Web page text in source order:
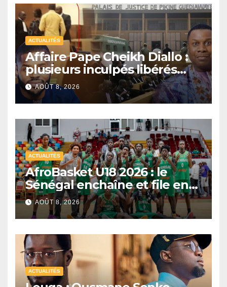
ACTUALITÉS
Affaire Pape Cheikh Diallo :
plusieurs inculpés libérés
après un non-lieu partiel
AOÛT 8, 2026
ACTUALITÉS
AfroBasket U18 2026 : le
Sénégal enchaîne et file en
quarts de finale
AOÛT 8, 2026
ACTUALITÉS